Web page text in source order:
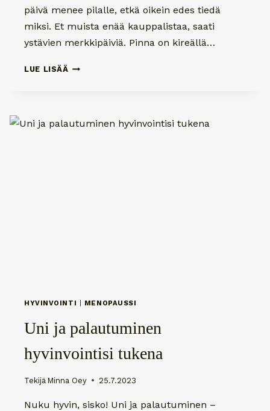
päivä menee pilalle, etkä oikein edes tiedä
miksi. Et muista enää kauppalistaa, saati
ystävien merkkipäiviä. Pinna on kireällä…
LUE LISÄÄ MIELIALAN
HYVINVOINTI MENOPAUSSI
Uni ja palautuminen
hyvinvointisi tukena
Tekijä Minna Oey 25.7.2023
Nuku hyvin, sisko! Uni ja palautuminen –